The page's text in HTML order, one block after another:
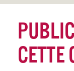
cette